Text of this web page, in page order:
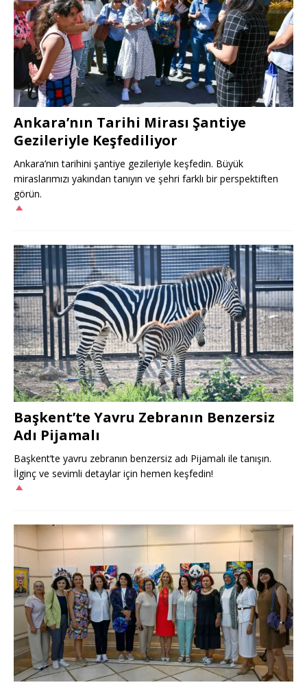
Ankara’nın Tarihi Mirası Şantiye
Gezileriyle Keşfediliyor
Ankara’nın tarihini şantiye gezileriyle keşfedin. Büyük
miraslarımızı yakından tanıyın ve şehri farklı bir perspektiften
görün.
Başkent’te Yavru Zebranın Benzersiz
Adı Pijamalı
Başkent’te yavru zebranın benzersiz adı Pijamalı ile tanışın.
İlginç ve sevimli detaylar için hemen keşfedin!